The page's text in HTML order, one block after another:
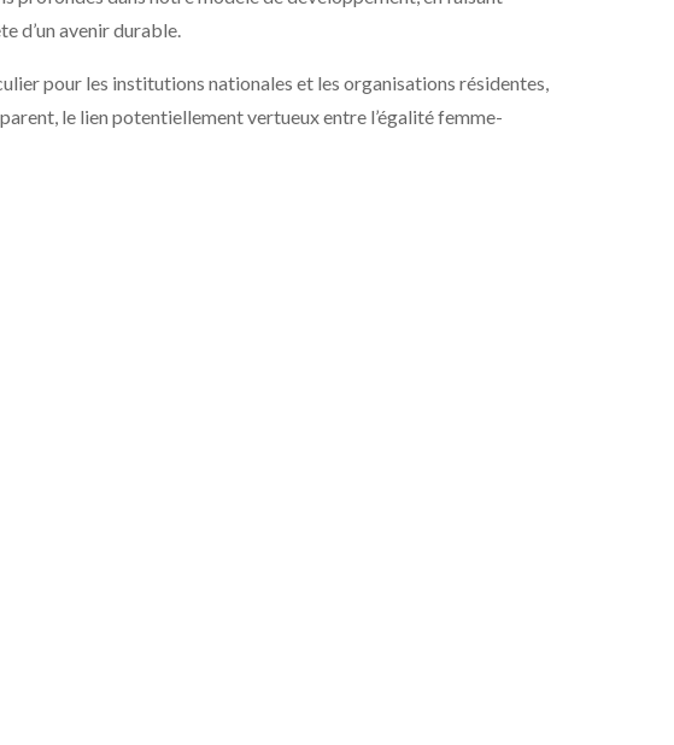
d’un avenir durable.
pour les institutions nationales et les organisations résidentes,
le lien potentiellement vertueux entre l’égalité femme-